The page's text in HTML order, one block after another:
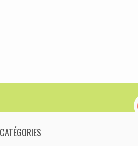
CATÉGORIES